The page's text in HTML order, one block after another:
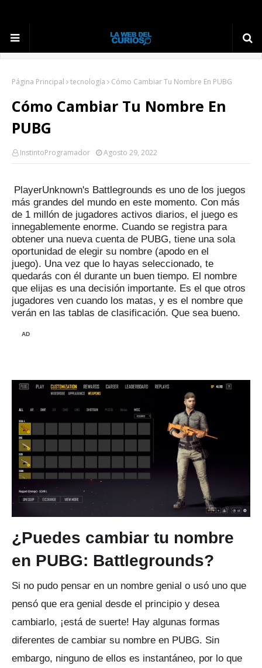
Página Principal tecnología Cómo Cambiar Tu Nombre En PUBG
Cómo Cambiar Tu Nombre En
PUBG
InstintoProgramador Agosto 29, 2022
PlayerUnknown's Battlegrounds es uno de los juegos
más grandes del mundo en este momento. Con más
de 1 millón de jugadores activos diarios, el juego es
innegablemente enorme. Cuando se registra para
obtener una nueva cuenta de PUBG, tiene una sola
oportunidad de elegir su nombre (apodo en el
juego). Una vez que lo hayas seleccionado, te
quedarás con él durante un buen tiempo. El nombre
que elijas es una decisión importante. Es el que otros
jugadores ven cuando los matas, y es el nombre que
verán en las tablas de clasificación. Que sea bueno.
AD
¿Puedes cambiar tu nombre
en PUBG: Battlegrounds?
Si no pudo pensar en un nombre genial o usó uno que
pensó que era genial desde el principio y desea
cambiarlo, ¡está de suerte! Hay algunas formas
diferentes de cambiar su nombre en PUBG. Sin
embargo, ninguno de ellos es instantáneo, por lo que